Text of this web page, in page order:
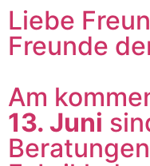
Liebe
Freunde
Am
13. Juni